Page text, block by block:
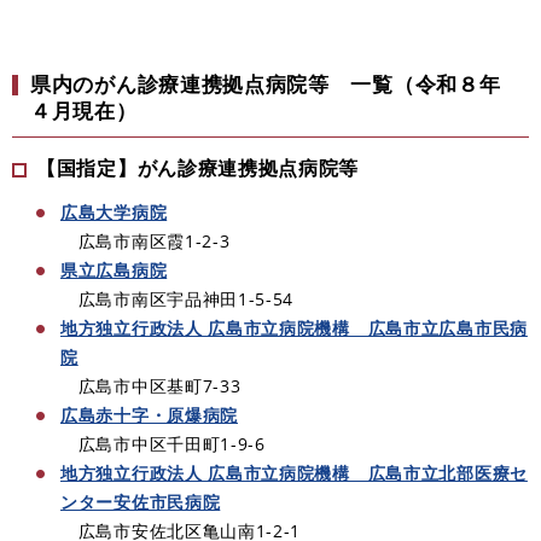
県内のがん診療連携拠点病院等 一覧（令和８年
４月現在）
【国指定】がん診療連携拠点病院等
広島大学病院
広島市南区霞1-2-3
県立広島病院
広島市南区宇品神田1-5-54
地方独立行政法人 広島市立病院機構 広島市立広島市民病
院
広島市中区基町7-33
広島赤十字・原爆病院
広島市中区千田町1-9-6
地方独立行政法人 広島市立病院機構 広島市立北部医療セ
ンター安佐市民病院
広島市安佐北区亀山南1-2-1